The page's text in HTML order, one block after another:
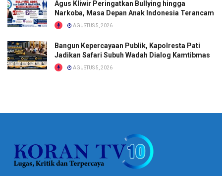
Agus Kliwir Peringatkan Bullying hingga
Narkoba, Masa Depan Anak Indonesia Terancam
AGUSTUS 5, 2026
Bangun Kepercayaan Publik, Kapolresta Pati
Jadikan Safari Subuh Wadah Dialog Kamtibmas
AGUSTUS 5, 2026